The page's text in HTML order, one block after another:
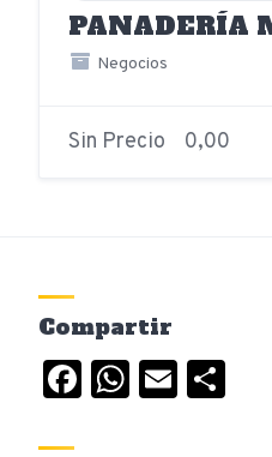
PANADERÍA
Negocios
Sin Precio 0,00
Compartir
Facebook
Email